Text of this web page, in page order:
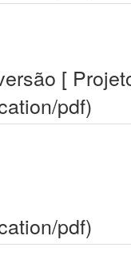
[
pdf)
pdf)